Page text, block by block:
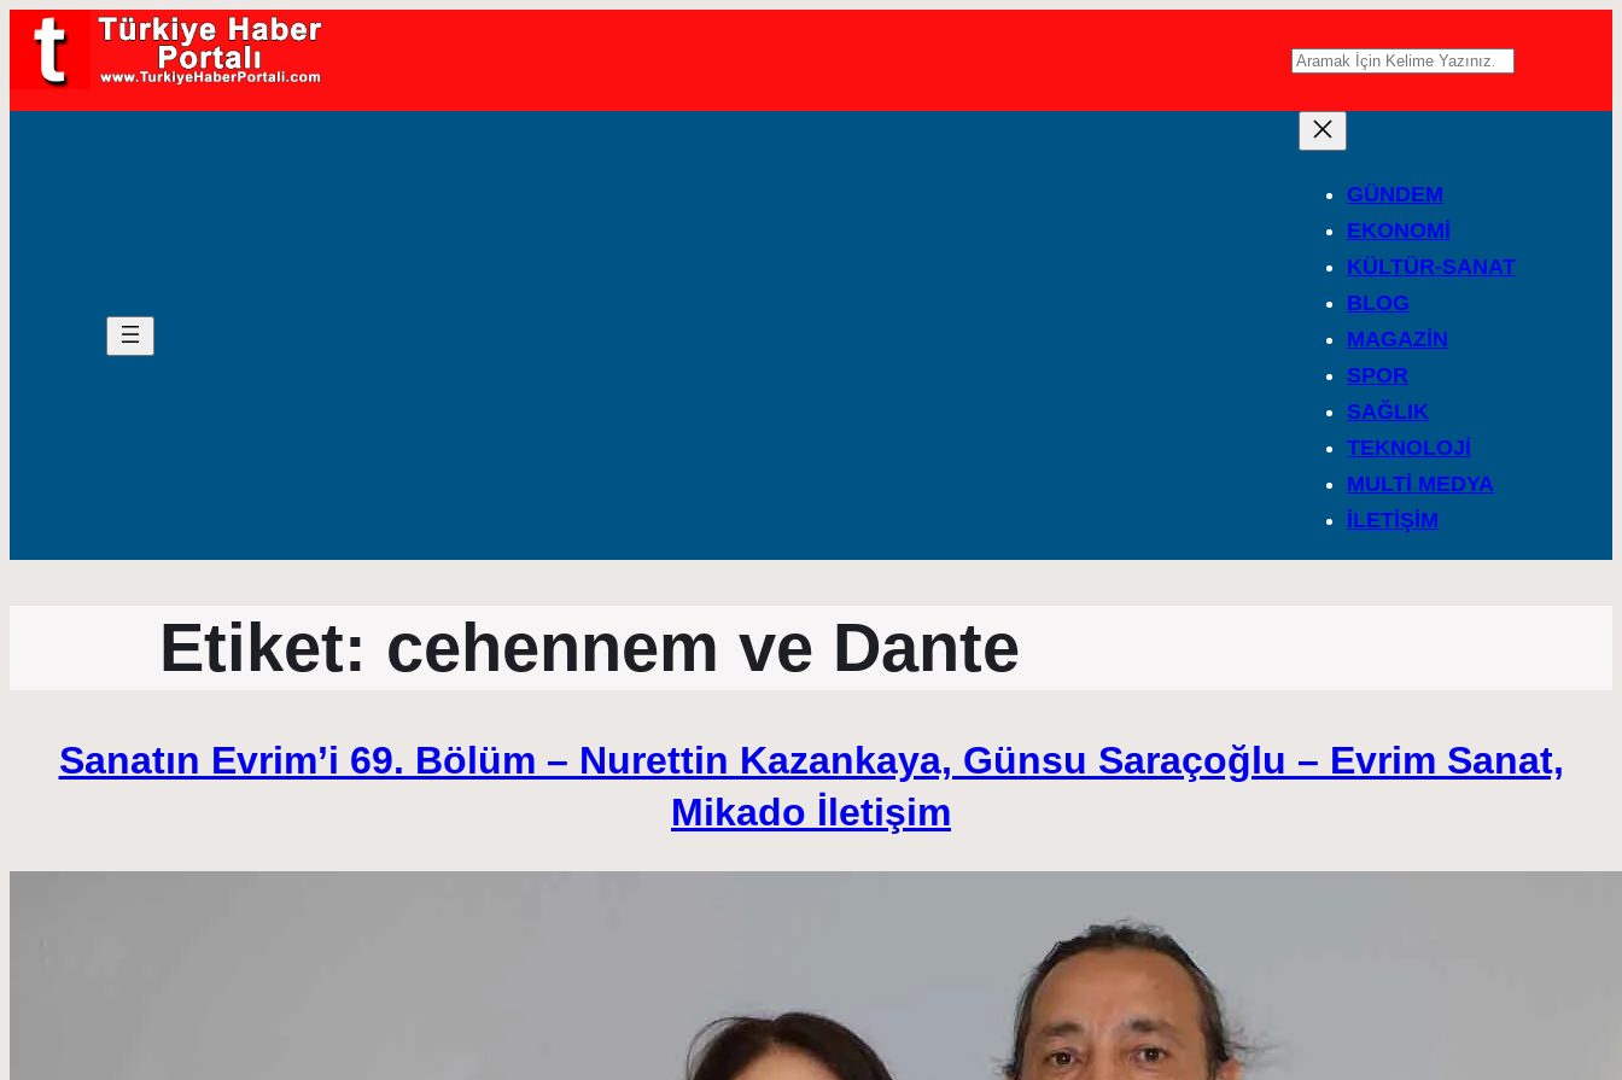
A
GÜNDEM
EKONOMİ
KÜLTÜR-SANAT
BLOG
MAGAZİN
SPOR
SAĞLIK
TEKNOLOJİ
MULTİ MEDYA
İLETİŞİM
Etiket: cehennem ve Dante
Sanatın Evrim’i 69. Bölüm – Nurettin Kazankaya, Günsu Saraçoğlu – Evrim Sanat,
Mikado İletişim